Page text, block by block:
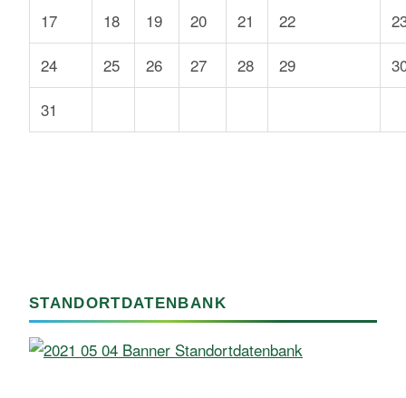
17 18 19 20 21 22
24
25 26 27 28 29
31
STANDORTDATENBANK